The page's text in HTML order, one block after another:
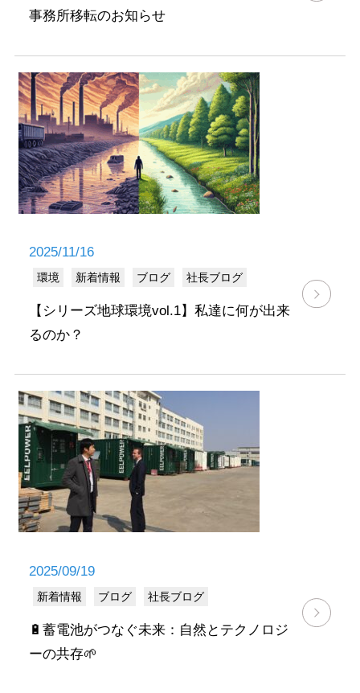
事務所移転のお知らせ
2025/11/16
環境 新着情報 ブログ 社長ブログ
【シリーズ地球環境vol.1】私達に何が出来
るのか？
2025/09/19
新着情報 ブログ 社長ブログ
🔋蓄電池がつなぐ未来：自然とテクノロジ
ーの共存🌱